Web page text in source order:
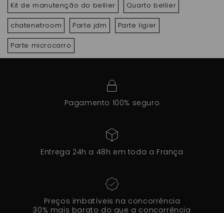
Kit de manutenção do bellier Quarto bellier
chatenetroom Parte jdm Parte ligier
Parte microcarro
Pagamento 100% seguro
Entrega 24h a 48h em toda a França
Preços imbatíveis na concorrência
30% mais barato do que a concorrência